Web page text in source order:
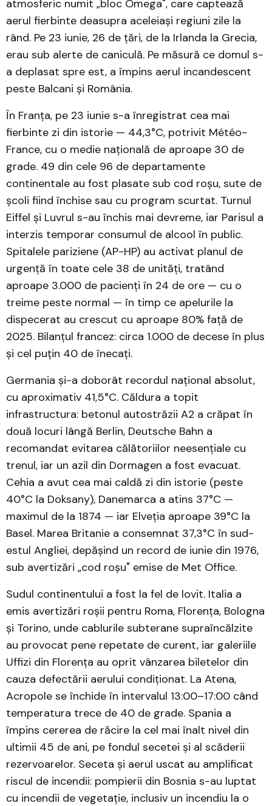
atmosferic numit „bloc Omega", care captează
aerul fierbinte deasupra aceleiași regiuni zile la
rând. Pe 23 iunie, 26 de țări, de la Irlanda la Grecia,
erau sub alerte de caniculă. Pe măsură ce domul s-
a deplasat spre est, a împins aerul incandescent
peste Balcani și România.
În Franța, pe 23 iunie s-a înregistrat cea mai
fierbinte zi din istorie — 44,3°C, potrivit Météo-
France, cu o medie națională de aproape 30 de
grade. 49 din cele 96 de departamente
continentale au fost plasate sub cod roșu, sute de
școli fiind închise sau cu program scurtat. Turnul
Eiffel și Luvrul s-au închis mai devreme, iar Parisul a
interzis temporar consumul de alcool în public.
Spitalele pariziene (AP-HP) au activat planul de
urgență în toate cele 38 de unități, tratând
aproape 3.000 de pacienți în 24 de ore — cu o
treime peste normal — în timp ce apelurile la
dispecerat au crescut cu aproape 80% față de
2025. Bilanțul francez: circa 1.000 de decese în plus
și cel puțin 40 de înecați.
Germania și-a doborât recordul național absolut,
cu aproximativ 41,5°C. Căldura a topit
infrastructura: betonul autostrăzii A2 a crăpat în
două locuri lângă Berlin, Deutsche Bahn a
recomandat evitarea călătoriilor neesențiale cu
trenul, iar un azil din Dormagen a fost evacuat.
Cehia a avut cea mai caldă zi din istorie (peste
40°C la Doksany), Danemarca a atins 37°C —
maximul de la 1874 — iar Elveția aproape 39°C la
Basel. Marea Britanie a consemnat 37,3°C în sud-
estul Angliei, depășind un record de iunie din 1976,
sub avertizări „cod roșu" emise de Met Office.
Sudul continentului a fost la fel de lovit. Italia a
emis avertizări roșii pentru Roma, Florența, Bologna
și Torino, unde cablurile subterane supraîncălzite
au provocat pene repetate de curent, iar galeriile
Uffizi din Florența au oprit vânzarea biletelor din
cauza defectării aerului condiționat. La Atena,
Acropole se închide în intervalul 13:00–17:00 când
temperatura trece de 40 de grade. Spania a
împins cererea de răcire la cel mai înalt nivel din
ultimii 45 de ani, pe fondul secetei și al scăderii
rezervoarelor. Seceta și aerul uscat au amplificat
riscul de incendii: pompierii din Bosnia s-au luptat
cu incendii de vegetație, inclusiv un incendiu la o